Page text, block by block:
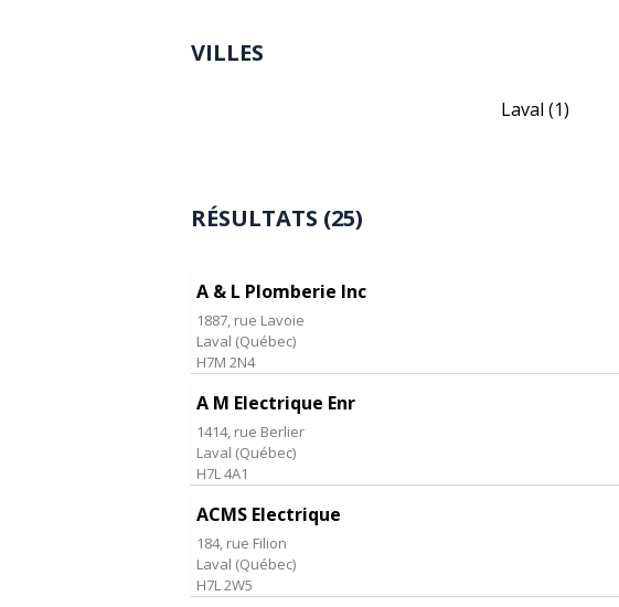
VILLES
Laval (1)
RÉSULTATS (25)
A & L Plomberie Inc
1887, rue Lavoie
Laval (Québec)
H7M 2N4
A M Electrique Enr
1414, rue Berlier
Laval (Québec)
H7L 4A1
ACMS Electrique
184, rue Filion
Laval (Québec)
H7L 2W5